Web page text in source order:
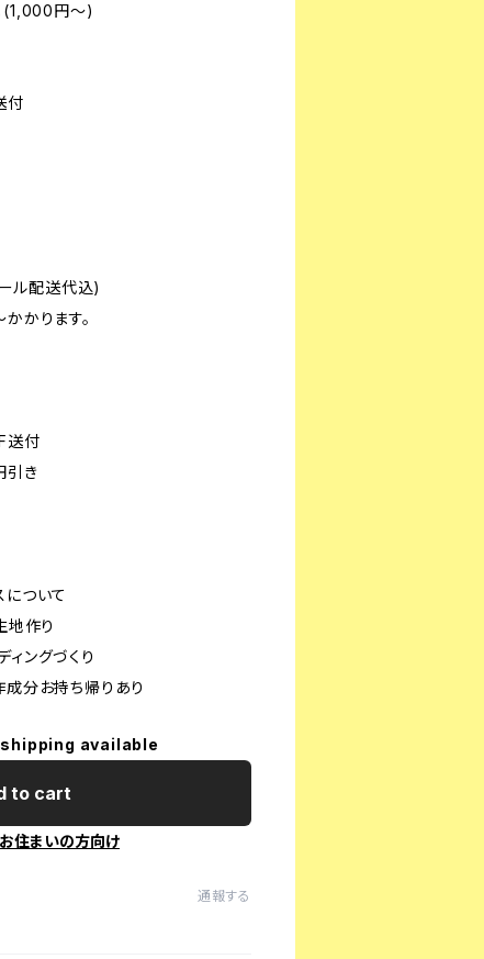
円～)
付
ル配送代込)
ります。
付
引き
について
地作り
ングづくり
分お持ち帰りあり
available
to cart
住まいの方向け
通報する